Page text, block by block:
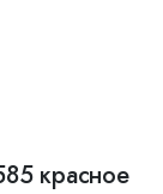
красное